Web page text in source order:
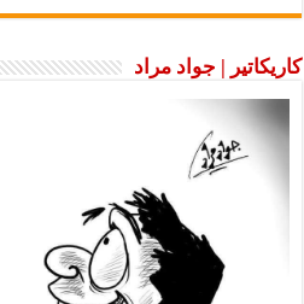
كاريكاتير | جواد مراد